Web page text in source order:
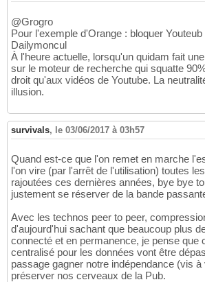
@Grogro
Pour l'exemple d'Orange : bloquer Youteub
Dailymoncul
À l'heure actuelle, lorsqu'un quidam fait
sur le moteur de recherche qui squatte
droit qu'aux vidéos de Youtube. La
illusion.
survivals, le 03/06/2017 à 03h57
Quand est-ce que l'on remet en marche
l'on vire (par l'arrêt de l'utilisation) toutes
rajoutées ces dernières années, bye bye
justement se réserver de la bande
Avec les technos peer to peer,
d'aujourd'hui sachant que beaucoup plus
connecté et en permanence, je pense que
centralisé pour les données vont être
passage gagner notre indépendance (vis
préserver nos cerveaux de la Pub.